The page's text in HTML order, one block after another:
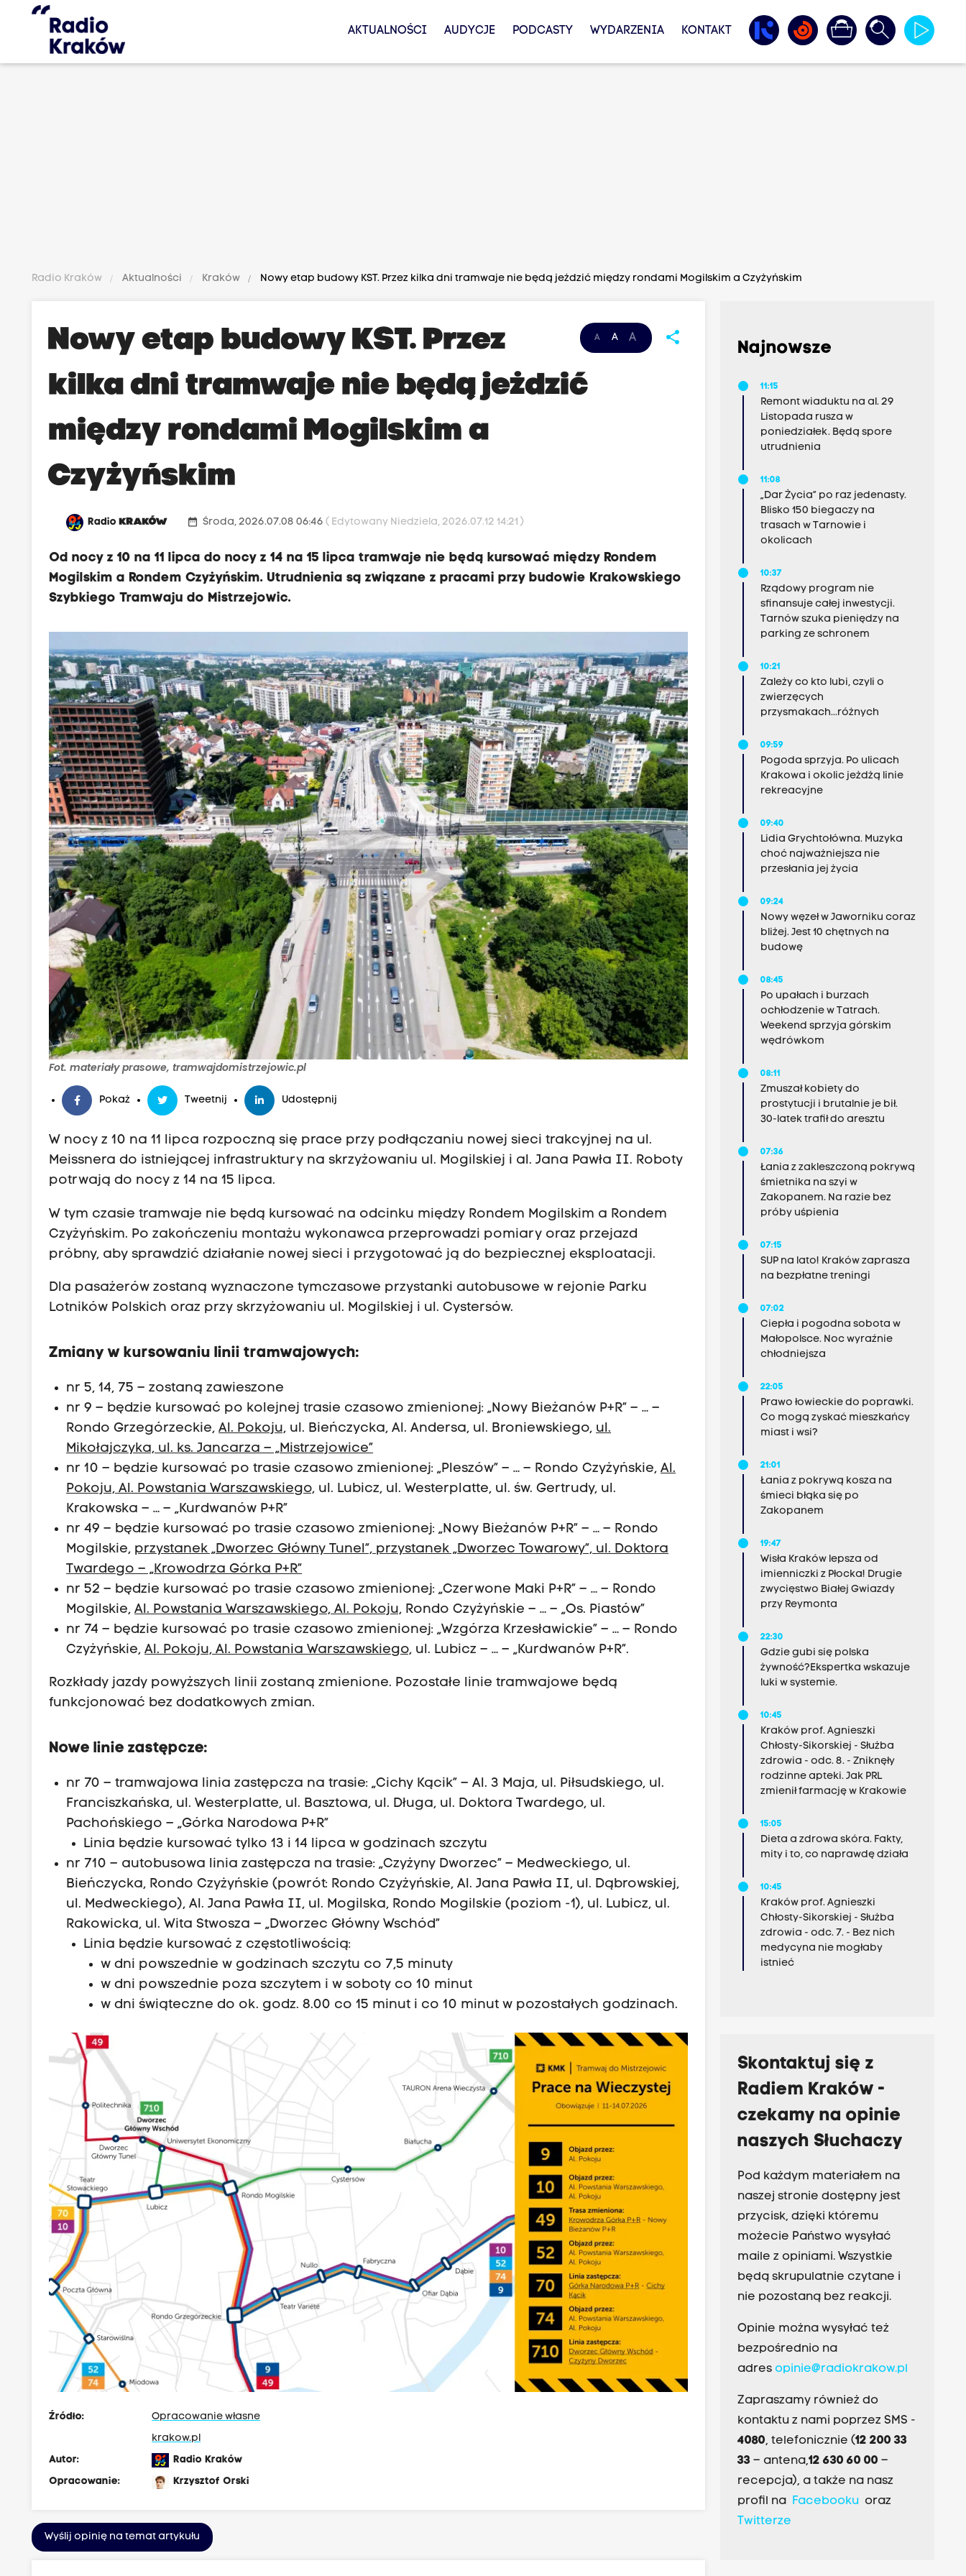
AKTUALNOŚCI AUDYCJE PODCASTY WYDARZENIA KONTAKT
Radio Kraków Aktualności Kraków Nowy etap budowy KST. Przez kilka dni tramwaje nie będą jeżdzić między rondami Mogilskim a Czyżyńskim
A A A share
Nowy etap budowy KST. Przez
kilka dni tramwaje nie będą jeżdzić
między rondami Mogilskim a
Czyżyńskim
RadioKRAKÓW date_range Środa, 2026.07.08 06:46( Edytowany Niedziela, 2026.07.12 14:21 )
Od nocy z 10 na 11 lipca do nocy z 14 na 15 lipca tramwaje nie będą kursować między Rondem
Mogilskim a Rondem Czyżyńskim. Utrudnienia są związane z pracami przy budowie Krakowskiego
Szybkiego Tramwaju do Mistrzejowic.
Fot. materiały prasowe, tramwajdomistrzejowic.pl
Pokaż Tweetnij Udostępnij
W nocy z 10 na 11 lipca rozpoczną się prace przy podłączaniu nowej sieci trakcyjnej na ul.
Meissnera do istniejącej infrastruktury na skrzyżowaniu ul. Mogilskiej i al. Jana Pawła II. Roboty
potrwają do nocy z 14 na 15 lipca.
W tym czasie tramwaje nie będą kursować na odcinku między Rondem Mogilskim a Rondem
Czyżyńskim. Po zakończeniu montażu wykonawca przeprowadzi pomiary oraz przejazd
próbny, aby sprawdzić działanie nowej sieci i przygotować ją do bezpiecznej eksploatacji.
Dla pasażerów zostaną wyznaczone tymczasowe przystanki autobusowe w rejonie Parku
Lotników Polskich oraz przy skrzyżowaniu ul. Mogilskiej i ul. Cystersów.
Zmiany w kursowaniu linii tramwajowych:
nr 5, 14, 75 – zostaną zawieszone
nr 9 – będzie kursować po kolejnej trasie czasowo zmienionej: „Nowy Bieżanów P+R” – … –
Rondo Grzegórzeckie,Al. Pokoju, ul. Bieńczycka, Al. Andersa, ul. Broniewskiego, ul.
Mikołajczyka, ul. ks. Jancarza – „Mistrzejowice”
nr 10 – będzie kursować po trasie czasowo zmienionej: „Pleszów” – … – Rondo Czyżyńskie,Al.
Pokoju, Al. Powstania Warszawskiego, ul. Lubicz, ul. Westerplatte, ul. św. Gertrudy, ul.
Krakowska – … – „Kurdwanów P+R”
nr 49 – będzie kursować po trasie czasowo zmienionej: „Nowy Bieżanów P+R” – … – Rondo
Mogilskie, przystanek „Dworzec Główny Tunel”, przystanek „Dworzec Towarowy”, ul. Doktora
Twardego – „Krowodrza Górka P+R”
nr 52 – będzie kursować po trasie czasowo zmienionej: „Czerwone Maki P+R” – … – Rondo
Mogilskie,Al. Powstania Warszawskiego, Al. Pokoju, Rondo Czyżyńskie – … – „Os. Piastów”
nr 74 – będzie kursować po trasie czasowo zmienionej: „Wzgórza Krzesławickie” – … – Rondo
Czyżyńskie,Al. Pokoju, Al. Powstania Warszawskiego, ul. Lubicz – … – „Kurdwanów P+R”.
Rozkłady jazdy powyższych linii zostaną zmienione. Pozostałe linie tramwajowe będą
funkcjonować bez dodatkowych zmian.
Nowe linie zastępcze:
nr 70 – tramwajowa linia zastępcza na trasie: „Cichy Kącik” – Al. 3 Maja, ul. Piłsudskiego, ul.
Franciszkańska, ul. Westerplatte, ul. Basztowa, ul. Długa, ul. Doktora Twardego, ul.
Pachońskiego – „Górka Narodowa P+R”
Linia będzie kursować tylko 13 i 14 lipca w godzinach szczytu
nr 710 – autobusowa linia zastępcza na trasie: „Czyżyny Dworzec” – Medweckiego, ul.
Bieńczycka, Rondo Czyżyńskie (powrót: Rondo Czyżyńskie, Al. Jana Pawła II, ul. Dąbrowskiej,
ul. Medweckiego), Al. Jana Pawła II, ul. Mogilska, Rondo Mogilskie (poziom -1), ul. Lubicz, ul.
Rakowicka, ul. Wita Stwosza – „Dworzec Główny Wschód”
Linia będzie kursować z częstotliwością:
w dni powszednie w godzinach szczytu co 7,5 minuty
w dni powszednie poza szczytem i w soboty co 10 minut
w dni świąteczne do ok. godz. 8.00 co 15 minut i co 10 minut w pozostałych godzinach.
Źródło:
Opracowanie własne
krakow.pl
Autor:
Radio Kraków
Opracowanie:
Krzysztof Orski
Wyślij opinię na temat artykułu
Najnowsze
11:15
Remont wiaduktu na al. 29
Listopada rusza w
poniedziałek. Będą spore
utrudnienia
11:08
„Dar Życia” po raz jedenasty.
Blisko 150 biegaczy na
trasach w Tarnowie i
okolicach
10:37
Rządowy program nie
sfinansuje całej inwestycji.
Tarnów szuka pieniędzy na
parking ze schronem
10:21
Zależy co kto lubi, czyli o
zwierzęcych
przysmakach...różnych
09:59
Pogoda sprzyja. Po ulicach
Krakowa i okolic jeżdżą linie
rekreacyjne
09:40
Lidia Grychtołówna. Muzyka
choć najważniejsza nie
przesłania jej życia
09:24
Nowy węzeł w Jaworniku coraz
bliżej. Jest 10 chętnych na
budowę
08:45
Po upałach i burzach
ochłodzenie w Tatrach.
Weekend sprzyja górskim
wędrówkom
08:11
Zmuszał kobiety do
prostytucji i brutalnie je bił.
30-latek trafił do aresztu
07:36
Łania z zakleszczoną pokrywą
śmietnika na szyi w
Zakopanem. Na razie bez
próby uśpienia
07:15
SUP na lato! Kraków zaprasza
na bezpłatne treningi
07:02
Ciepła i pogodna sobota w
Małopolsce. Noc wyraźnie
chłodniejsza
22:05
Prawo łowieckie do poprawki.
Co mogą zyskać mieszkańcy
miast i wsi?
21:01
Łania z pokrywą kosza na
śmieci błąka się po
Zakopanem
19:47
Wisła Kraków lepsza od
imienniczki z Płocka! Drugie
zwycięstwo Białej Gwiazdy
przy Reymonta
22:30
Gdzie gubi się polska
żywność?Ekspertka wskazuje
luki w systemie.
10:45
Kraków prof. Agnieszki
Chłosty-Sikorskiej - Służba
zdrowia - odc. 8. - Zniknęły
rodzinne apteki. Jak PRL
zmienił farmację w Krakowie
15:05
Dieta a zdrowa skóra. Fakty,
mity i to, co naprawdę działa
10:45
Kraków prof. Agnieszki
Chłosty-Sikorskiej - Służba
zdrowia - odc. 7. - Bez nich
medycyna nie mogłaby
istnieć
Skontaktuj się z
Radiem Kraków -
czekamy na opinie
naszych Słuchaczy
Pod każdym materiałem na
naszej stronie dostępny jest
przycisk, dzięki któremu
możecie Państwo wysyłać
maile z opiniami. Wszystkie
będą skrupulatnie czytane i
nie pozostaną bez reakcji.
Opinie można wysyłać też
bezpośrednio na
adres opinie@radiokrakow.pl
Zapraszamy również do
kontaktu z nami poprzez SMS -
4080, telefonicznie (12 200 33
33– antena,12 630 60 00 –
recepcja), a także na nasz
profil na Facebookuoraz
Twitterze